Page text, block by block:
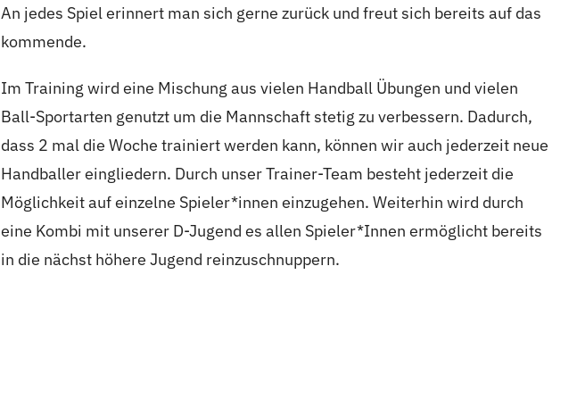
An jedes Spiel erinnert man sich gerne zurück und freut sich bereits auf das
kommende.
Im Training wird eine Mischung aus vielen Handball Übungen und vielen
Ball-Sportarten genutzt um die Mannschaft stetig zu verbessern. Dadurch,
dass 2 mal die Woche trainiert werden kann, können wir auch jederzeit neue
Handballer eingliedern. Durch unser Trainer-Team besteht jederzeit die
Möglichkeit auf einzelne Spieler*innen einzugehen. Weiterhin wird durch
eine Kombi mit unserer D-Jugend es allen Spieler*Innen ermöglicht bereits
in die nächst höhere Jugend reinzuschnuppern.